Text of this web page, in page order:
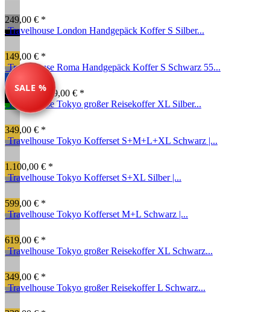
249,00 € *
Travelhouse London Handgepäck Koffer S Silber...
149,00 € *
SALE %
Travelhouse Roma Handgepäck Koffer S Schwarz 55...
99,00 € *149,00 € *
Travelhouse Tokyo großer Reisekoffer XL Silber...
349,00 € *
Travelhouse Tokyo Kofferset S+M+L+XL Schwarz |...
1.100,00 € *
Travelhouse Tokyo Kofferset S+XL Silber |...
599,00 € *
Travelhouse Tokyo Kofferset M+L Schwarz |...
619,00 € *
Travelhouse Tokyo großer Reisekoffer XL Schwarz...
349,00 € *
Travelhouse Tokyo großer Reisekoffer L Schwarz...